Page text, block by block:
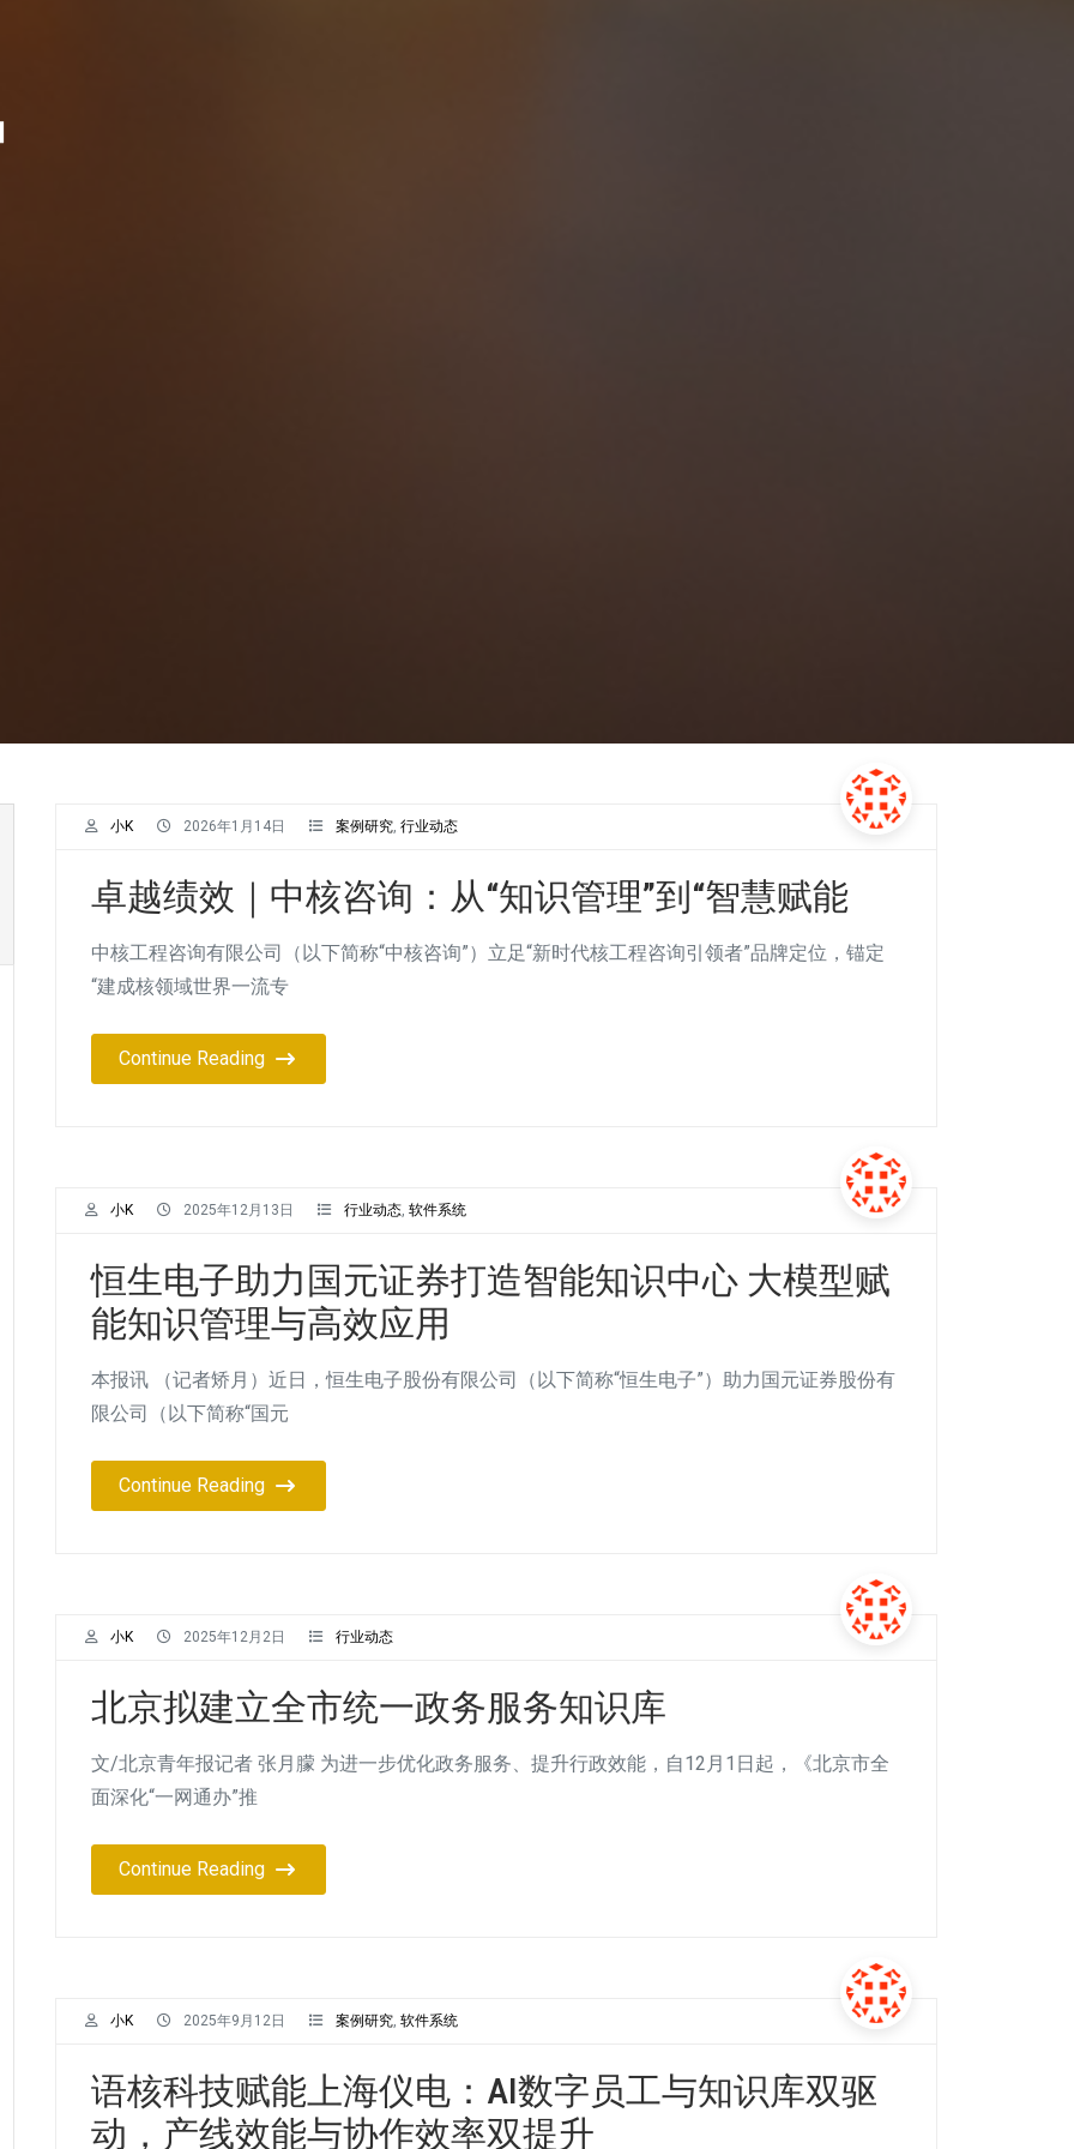
小K 2026年1月14日 案例研究 行业动态
卓越绩效｜中核咨询：从“知识管理”到“智慧赋能
中核工程咨询有限公司（以下简称“中核咨询”）立足“新时代核工程咨询引领者”品牌定位，锚定
“建成核领域世界一流专
Continue Reading
小K 2025年12月13日 行业动态 软件系统
恒生电子助力国元证券打造智能知识中心 大模型赋
能知识管理与高效应用
本报讯 （记者矫月）近日，恒生电子股份有限公司（以下简称“恒生电子”）助力国元证券股份有
限公司（以下简称“国元
Continue Reading
小K 2025年12月2日 行业动态
北京拟建立全市统一政务服务知识库
文/北京青年报记者 张月朦 为进一步优化政务服务、提升行政效能，自12月1日起，《北京市全
面深化“一网通办”推
Continue Reading
小K 2025年9月12日 案例研究 软件系统
语核科技赋能上海仪电：AI数字员工与知识库双驱
动，产线效能与协作效率双提升